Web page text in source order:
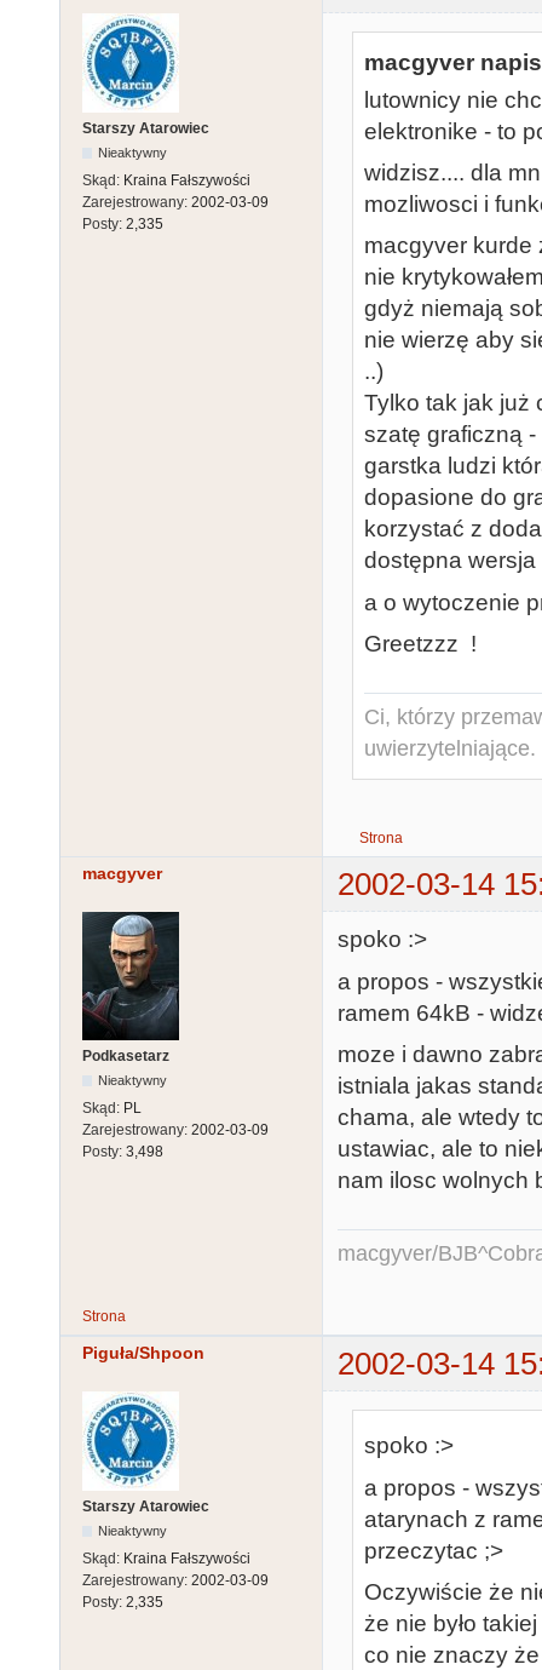
Starszy Atarowiec
Nieaktywny
Skąd: Kraina Fałszywości
Zarejestrowany: 2002-03-09
Posty: 2,335
macgyver
lutownicy nie
elektronike - to
widzisz.... dla
mozliwosci i
macgyver kurde
nie
gdyż niemają
nie wierzę aby
..)
Tylko tak jak już
szatę graficzną -
garstka ludzi
dopasione do
korzystać z
dostępna wersja
a o wytoczenie
Greetzzz !
Ci, którzy
uwierzytelniające.
Strona
macgyver 2002-03-14
Podkasetarz
Nieaktywny
Skąd: PL
Zarejestrowany: 2002-03-09
Posty: 3,498
spoko :>
a propos -
ramem 64kB -
moze i dawno
istniala jakas
chama, ale wtedy
ustawiac, ale to
nam ilosc wolnych
macgyver/
Strona
Piguła/Shpoon 2002-03-14
Starszy Atarowiec
Nieaktywny
Skąd: Kraina Fałszywości
Zarejestrowany: 2002-03-09
Posty: 2,335
spoko :>
a propos -
atarynach z
przeczytac ;>
Oczywiście że
że nie było
co nie znaczy